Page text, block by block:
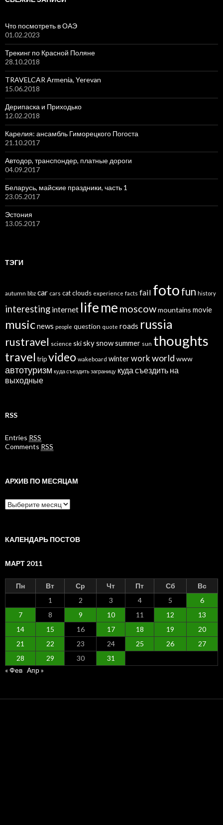
Что посмотреть в ОАЭ
01.02.2023
Трекинг по Красной Поляне
28.10.2018
TRAVELCAR Armenia, Yerevan
15.06.2018
Дерипаска и Приходько
12.02.2018
Карелия: ансамбль Гиморецкого Погоста
21.10.2017
Автодор, транспондер, платные дороги
04.09.2017
Беларусь, майские праздники, часть 1
23.05.2017
Эстония
13.05.2017
ТЭГИ
autumn bbz car cars catclouds experience facts fail foto fun history
interesting internet lifeme moscowmountains movie
musicnews people question quote roads russia
rustravel science skiskysnowsummer sun thoughts
travel tripvideo wakeboard winterwork world www
автотуризм куда съездить заграницу куда съездить на
выходные
RSS
Entries RSS
Comments RSS
АРХИВ ПО МЕСЯЦАМ
Архив
по
КАЛЕНДАРЬ ПОСТОВ
МАРТ 2011
Пн Вт Ср Чт Пт Сб
Вс
1
2 3 4 5
6
7
8 9 10 11 12
13
14
15 16 17 18 19
20
21
22 23 24 25 26
27
28
29 30
31
« Фев Апр »